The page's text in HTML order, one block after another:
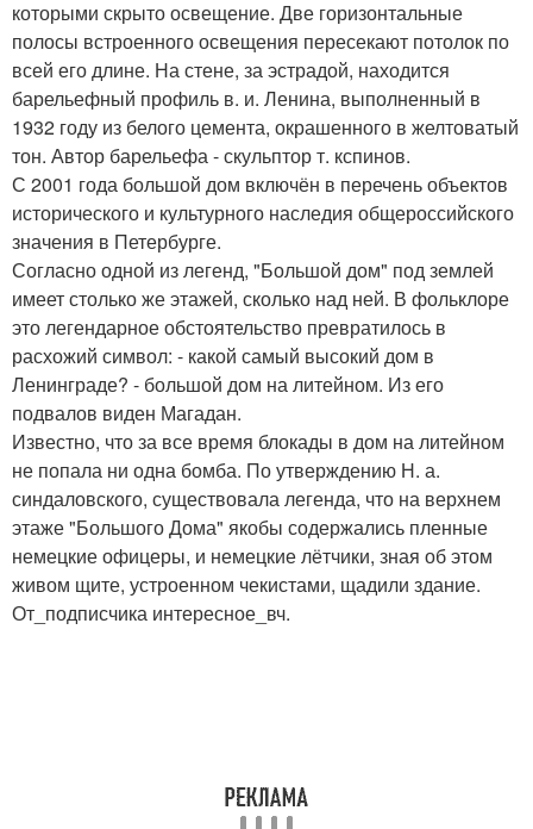
которыми скрыто освещение. Две горизонтальные
полосы встроенного освещения пересекают потолок по
всей его длине. На стене, за эстрадой, находится
барельефный профиль в. и. Ленина, выполненный в
1932 году из белого цемента, окрашенного в желтоватый
тон. Автор барельефа - скульптор т. кспинов.
С 2001 года большой дом включён в перечень объектов
исторического и культурного наследия общероссийского
значения в Петербурге.
Согласно одной из легенд, "Большой дом" под землей
имеет столько же этажей, сколько над ней. В фольклоре
это легендарное обстоятельство превратилось в
расхожий символ: - какой самый высокий дом в
Ленинграде? - большой дом на литейном. Из его
подвалов виден Магадан.
Известно, что за все время блокады в дом на литейном
не попала ни одна бомба. По утверждению Н. а.
синдаловского, существовала легенда, что на верхнем
этаже "Большого Дома" якобы содержались пленные
немецкие офицеры, и немецкие лётчики, зная об этом
живом щите, устроенном чекистами, щадили здание.
От_подписчика интересное_вч.